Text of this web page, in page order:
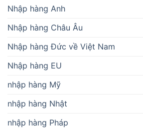
Nhập hàng Anh
Nhập hàng Châu Âu
Nhập hàng Đức về Việt Nam
Nhập hàng EU
nhập hàng Mỹ
nhập hàng Nhật
nhập hàng Pháp